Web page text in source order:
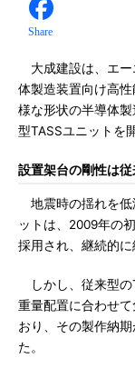
Share
大成建設は、エー
体製造装置向け高
様な形状の半導体
型TASSユニットを
設置架台の剛性は
地震時の揺れを低
ットは、2009年の
採用され、継続的に
しかし、従来型の
重量配置に合わせ
おり、その製作納
た。